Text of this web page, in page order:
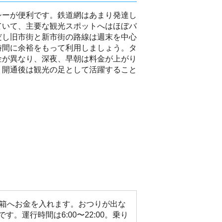
が便利です。鉄道網はあまり発達し
て、主要な観光スポットへはほぼバ
旧市街と新市街の路線は週末を中心
に余裕をもって利用しましょう。タ
異なり、深夜、早朝は料金が上がり
通後は観光の足として活躍すること
へお金を入れます。おつりが出な
す。運行時間は6:00〜22:00。乗り